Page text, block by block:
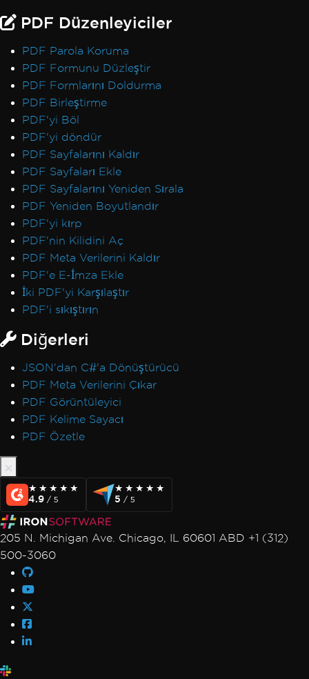
PDF Düzenleyiciler
PDF Parola Koruma
PDF Formunu Düzleştir
PDF Formlarını Doldurma
PDF Birleştirme
PDF'yi Böl
PDF'yi döndür
PDF Sayfalarını Kaldır
PDF Sayfaları Ekle
PDF Sayfalarını Yeniden Sırala
PDF Yeniden Boyutlandır
PDF'yi kırp
PDF'nin Kilidini Aç
PDF Meta Verilerini Kaldır
PDF'e E-İmza Ekle
İki PDF'yi Karşılaştır
PDF'i sıkıştırın
Diğerleri
JSON'dan C#'a Dönüştürücü
PDF Meta Verilerini Çıkar
PDF Görüntüleyici
PDF Kelime Sayacı
PDF Özetle
★★★★★
★★★★★
4.9 / 5
★★★★★
★★★★★
5 / 5
205 N. Michigan Ave. Chicago, IL 60601 ABD +1 (312)
500-3060